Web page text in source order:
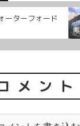
ーターフォード
メント